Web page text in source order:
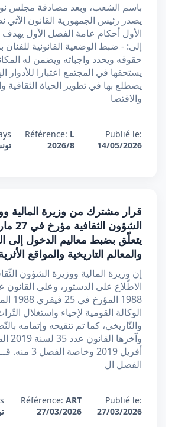
باسم الشعب، وبعد مصادقة مجلس
يصدر رئيس الجمهورية القانون الآتي
الأول أحكام عامة الفصل الأول يهدف
إلى: - ضبط الوضعية القانونية للفنان
حقوقه ويحدد واجباته ويضمن له
يستحقها في المجتمع اعتبارا للأدوار
يضطلع بها في تطوير الحياة الثقافية
والاقتصا
Publié le:
14/05/2026
Référence: L
2026/8
قرار مشترك من وزيرة المالية
يتعلّق بضبط معاليم الدخول إلى
والمعالم التاريخية والمواقع
إن وزيرة المالية ووزيرة الشؤون
1988
الوكالة القومية لإحياء واستغلال
والتّاريخي، كما تم تنقيحه وإتمامه
أفريل 2019
الفصل ال
Publié le:
27/03/2026
Référence:ART
27/03/2026